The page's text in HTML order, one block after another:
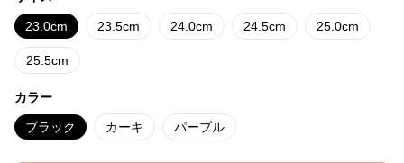
23.0cm 23.5cm 24.0cm 24.5cm 25.0cm
25.5cm
カラー
ブラック カーキ パープル